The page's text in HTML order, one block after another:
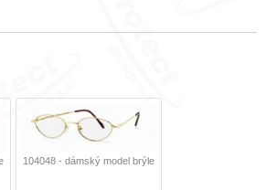
104048 - dámský model brýle